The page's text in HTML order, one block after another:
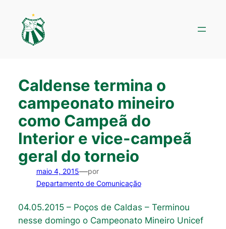
conteúdo
Caldense termina o
campeonato mineiro
como Campeã do
Interior e vice-campeã
geral do torneio
maio 4, 2015—por
Departamento de Comunicação
04.05.2015 – Poços de Caldas – Terminou
nesse domingo o Campeonato Mineiro Unicef